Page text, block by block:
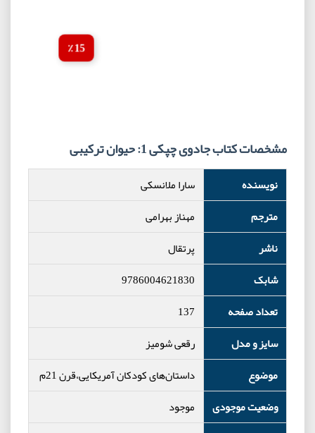
15 ٪
مشخصات کتاب جادوی چپکی 1: حیوان ترکیبی
نویسنده
سارا ملانسکی
مترجم
مهناز بهرامی
ناشر
پرتقال
شابک
9786004621830
تعداد صفحه
137
سایز و مدل
رقعی شومیز
موضوع
داستان‌های کودکان آمریکایی،قرن 21م
وضعیت موجودی
موجود